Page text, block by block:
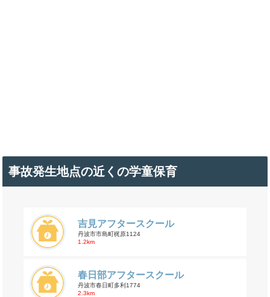
事故発生地点の近くの学童保育
吉見アフタースクール
丹波市市島町梶原1124
1.2km
春日部アフタースクール
丹波市春日町多利1774
2.3km